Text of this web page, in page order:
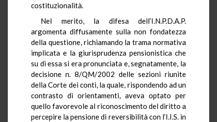
costituzionalità.
Nel merito, la difesa dell’I.N.P.D.A.P.
argomenta diffusamente sulla non fondatezza
della questione, richiamando la trama normativa
implicata e la giurisprudenza pensionistica che
su di essa si era pronunciata e, segnatamente, la
decisione n. 8/QM/2002 delle sezioni riunite
della Corte dei conti, la quale, rispondendo ad un
contrasto di orientamenti, aveva optato per
quello favorevole al riconoscimento del diritto a
percepire la pensione di reversibilità con l’I.I.S. in